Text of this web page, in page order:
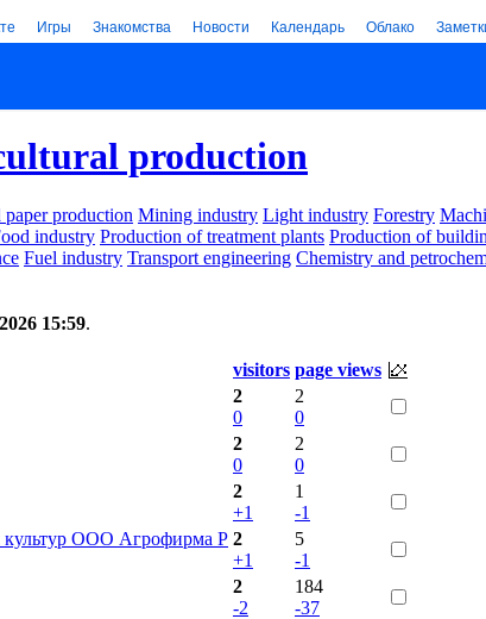
Игры Знакомства Новости Календарь Облако
production
production Mining industry Light industry Forestry
industry Production of treatment plants Production of
Fuel industry Transport engineering Chemistry and
15:59.
visitors page views
2
0
2
0
2
0
2
0
2
+1
1
-1
культур ООО Агрофирма Р 2
+1
5
-1
2
-2
184
-37